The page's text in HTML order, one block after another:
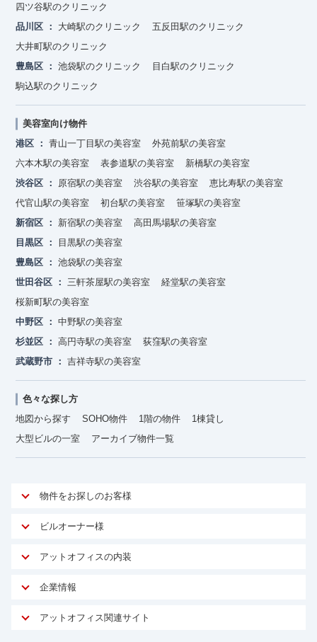
四ツ谷駅のクリニック
品川区
大崎駅のクリニック
五反田駅のクリニック
大井町駅のクリニック
豊島区
池袋駅のクリニック
目白駅のクリニック
駒込駅のクリニック
美容室向け物件
港区
青山一丁目駅の美容室
外苑前駅の美容室
六本木駅の美容室
表参道駅の美容室
新橋駅の美容室
渋谷区
原宿駅の美容室 渋谷駅の美容室
恵比寿駅の美容室
代官山駅の美容室
初台駅の美容室
笹塚駅の美容室
新宿区
新宿駅の美容室
高田馬場駅の美容室
目黒区
目黒駅の美容室
豊島区
池袋駅の美容室
世田谷区
三軒茶屋駅の美容室
経堂駅の美容室
桜新町駅の美容室
中野区
中野駅の美容室
杉並区
高円寺駅の美容室
荻窪駅の美容室
武蔵野市
吉祥寺駅の美容室
色々な探し方
地図から探す
SOHO物件 1階の物件
1棟貸し
大型ビルの一室
アーカイブ物件一覧
物件をお探しのお客様
アットオフィスが選ばれる理由
ご契約者様インタビュー
オフィスお役立ちコラム
ビルオーナー様
オーナー様向けサービス
マイソク作成
物件情報から成約賃料を予測
アットオフィスの内装
サービス内容
内装に関するよくある質問
企業情報
アットオフィス関連サイト